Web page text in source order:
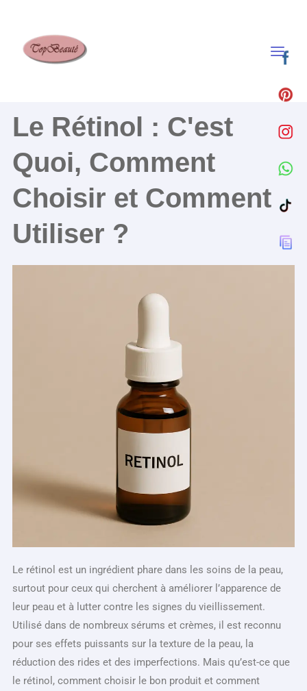
contenu
Le Rétinol : C'est
Quoi, Comment
Choisir et Comment
Utiliser ?
Le rétinol est un ingrédient phare dans les soins de la peau,
surtout pour ceux qui cherchent à améliorer l’apparence de
leur peau et à lutter contre les signes du vieillissement.
Utilisé dans de nombreux sérums et crèmes, il est reconnu
pour ses effets puissants sur la texture de la peau, la
réduction des rides et des imperfections. Mais qu’est-ce que
le rétinol, comment choisir le bon produit et comment